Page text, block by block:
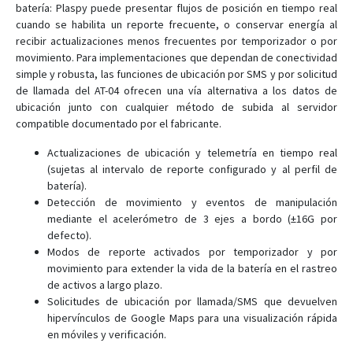
batería: Plaspy puede presentar flujos de posición en tiempo real
cuando se habilita un reporte frecuente, o conservar energía al
recibir actualizaciones menos frecuentes por temporizador o por
movimiento. Para implementaciones que dependan de conectividad
simple y robusta, las funciones de ubicación por SMS y por solicitud
de llamada del AT-04 ofrecen una vía alternativa a los datos de
ubicación junto con cualquier método de subida al servidor
compatible documentado por el fabricante.
Actualizaciones de ubicación y telemetría en tiempo real
(sujetas al intervalo de reporte configurado y al perfil de
batería).
Detección de movimiento y eventos de manipulación
mediante el acelerómetro de 3 ejes a bordo (±16G por
defecto).
Modos de reporte activados por temporizador y por
movimiento para extender la vida de la batería en el rastreo
de activos a largo plazo.
Solicitudes de ubicación por llamada/SMS que devuelven
hipervínculos de Google Maps para una visualización rápida
en móviles y verificación.